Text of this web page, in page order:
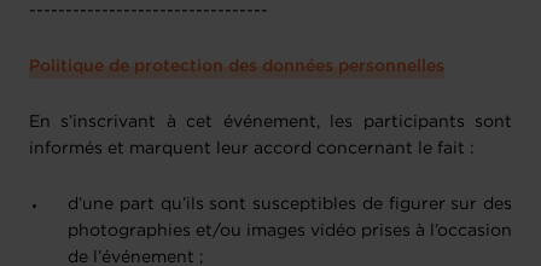
---------------------------------
Politique de protection des données personnelles
En s’inscrivant à cet événement, les participants sont
informés et marquent leur accord concernant le fait :
d’une part qu’ils sont susceptibles de figurer sur des
photographies et/ou images vidéo prises à l’occasion
de l’événement ;